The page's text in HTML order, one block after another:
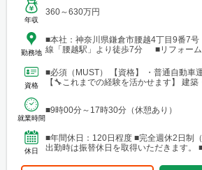
年収
360～630万円
勤務地
■本社：神奈川県鎌倉市腰越4丁目9番7
線「腰越駅」より徒歩7分 ■リフォーム
資格
■必須（MUST） 【資格】 ・普通自動
【🔧これまでの経験を活かせます】 建築
就業時間
■9時00分～17時30分（休憩あり）
休日
■年間休日：120日程度 ■完全週休2日制
出勤時は振替休日を取得いただきます。